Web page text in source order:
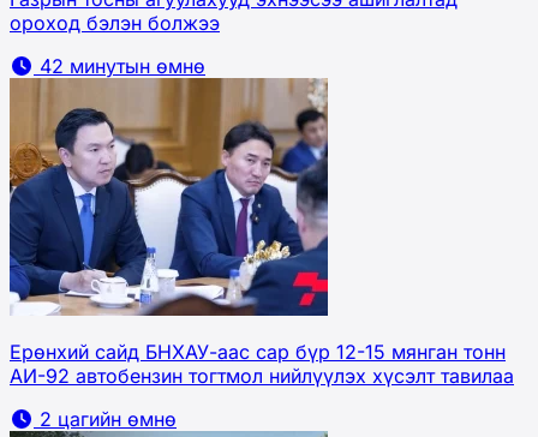
ороход бэлэн болжээ
42 минутын өмнө
Ерөнхий сайд БНХАУ-аас сар бүр 12-15 мянган тонн
АИ-92 автобензин тогтмол нийлүүлэх хүсэлт тавилаа
2 цагийн өмнө